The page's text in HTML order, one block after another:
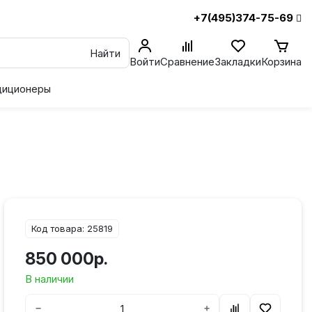
+7(495)374-75-69
Найти
ВойтиСравнениеЗакладкиКорзина
Код товара: 25819
850 000р.
В наличии
− +